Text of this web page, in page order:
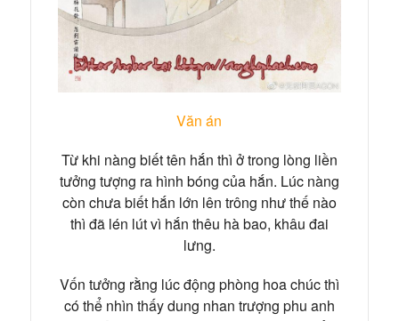
Văn án
Từ khi nàng biết tên hắn thì ở trong lòng liền
tưởng tượng ra hình bóng của hắn. Lúc nàng
còn chưa biết hắn lớn lên trông như thế nào
thì đã lén lút vì hắn thêu hà bao, khâu đai
lưng.
Vốn tưởng rằng lúc động phòng hoa chúc thì
có thể nhìn thấy dung nhan trượng phu anh